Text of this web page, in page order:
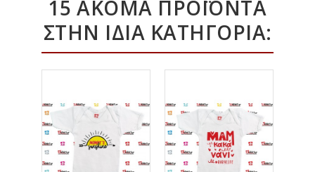
15 ΑΚΌΜΑ ΠΡΟΪΌΝΤΑ
ΣΤΗΝ ΊΔΙΑ ΚΑΤΗΓΟΡΊΑ: